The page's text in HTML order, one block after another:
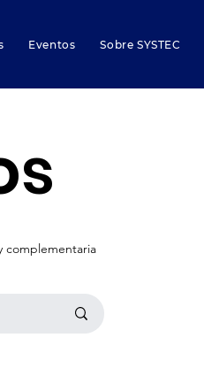
Eventos Sobre SYSTEC
complementaria